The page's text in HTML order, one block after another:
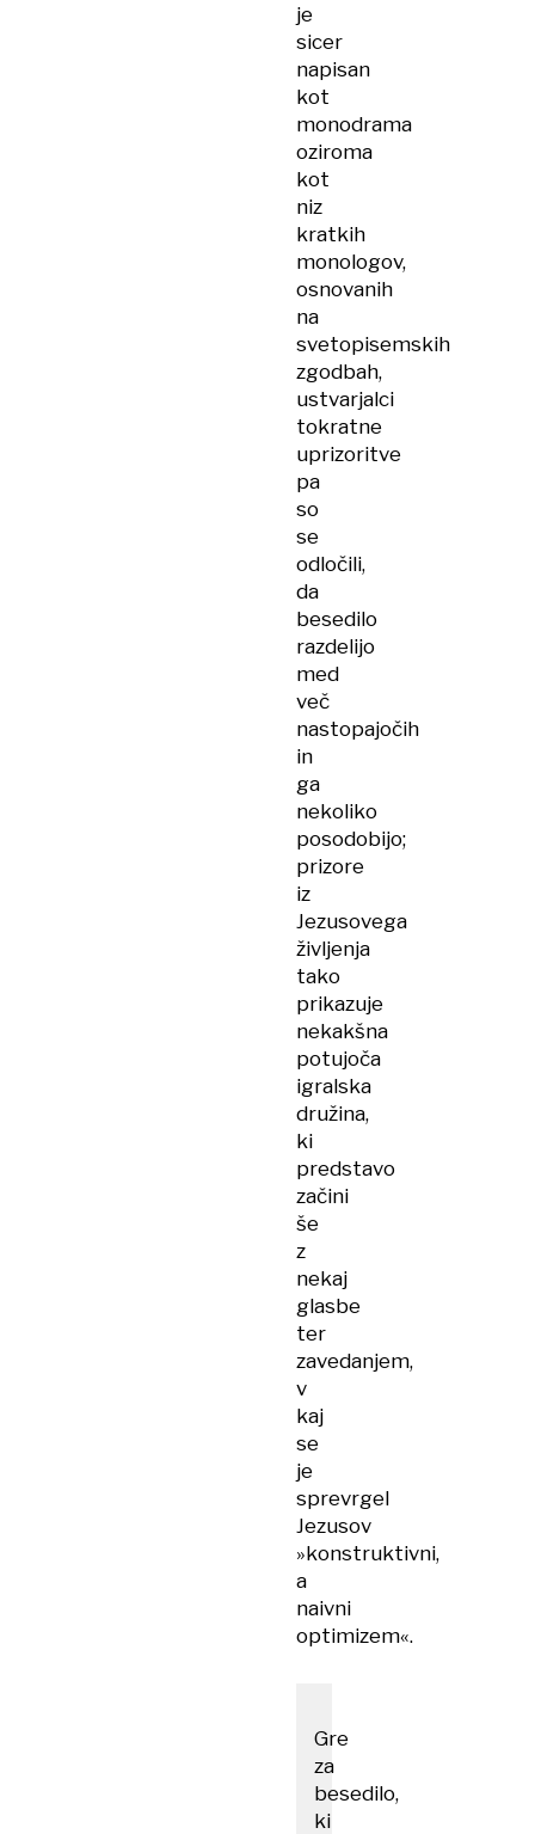
je
sicer
napisan
kot
monodrama
oziroma
kot
niz
kratkih
monologov,
osnovanih
na
svetopisemskih
zgodbah,
ustvarjalci
tokratne
uprizoritve
pa
so
se
odločili,
da
besedilo
razdelijo
med
več
nastopajočih
in
ga
nekoliko
posodobijo;
prizore
iz
Jezusovega
življenja
tako
prikazuje
nekakšna
potujoča
igralska
družina,
ki
predstavo
začini
še
z
nekaj
glasbe
ter
zavedanjem,
v
kaj
se
je
sprevrgel
Jezusov
»konstruktivni,
a
naivni
optimizem«.
Gre
za
besedilo,
ki